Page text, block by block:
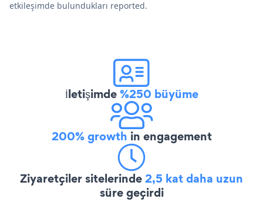
etkileşimde bulundukları reported.
İletişimde%250 büyüme
200% growth in engagement
Ziyaretçiler sitelerinde2,5 kat daha uzun
süre geçirdi